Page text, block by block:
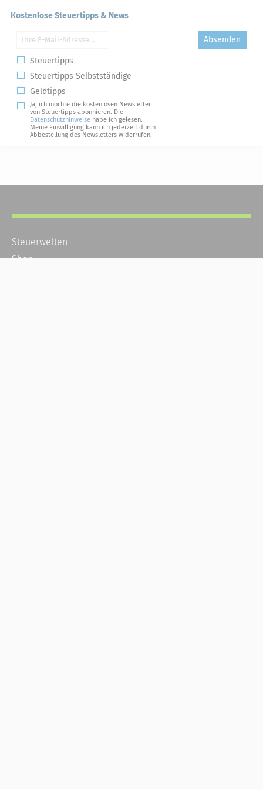
Kostenlose Steuertipps & News
Absenden
Steuertipps
Steuertipps Selbstständige
Geldtipps
Ja, ich möchte die kostenlosen Newsletter
von Steuertipps abonnieren. Die
Datenschutzhinweise habe ich gelesen.
Meine Einwilligung kann ich jederzeit durch
Abbestellung des Newsletters widerrufen.
Steuerwelten
Shop